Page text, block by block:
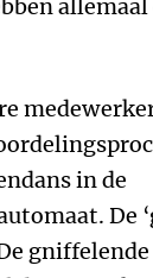
allemaal
in de
De
gniffelende